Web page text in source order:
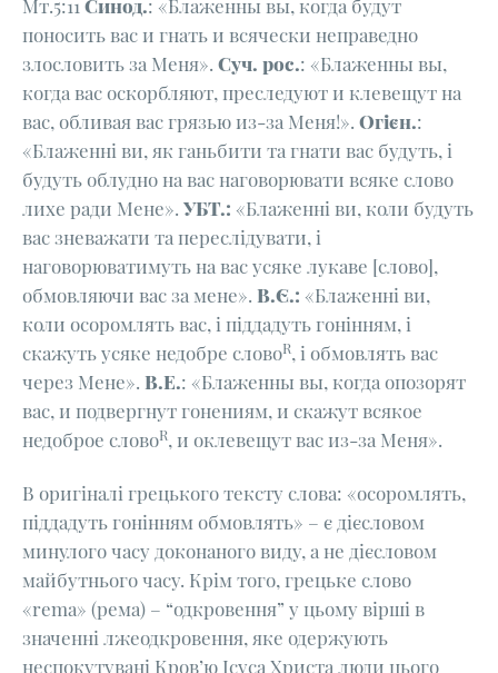
Мт.5:11 Синод.: «Блаженны вы, когда будут
поносить вас и гнать и всячески неправедно
злословить за Меня». Суч. рос.: «Блаженны вы,
когда вас оскорбляют, преследуют и клевещут на
вас, обливая вас грязью из-за Меня!». Огієн.:
«Блаженні ви, як ганьбити та гнати вас будуть, і
будуть облудно на вас наговорювати всяке слово
лихе ради Мене». УБТ.: «Блаженні ви, коли будуть
вас зневажати та переслідувати, і
наговорюватимуть на вас усяке лукаве [слово],
обмовляючи вас за мене». В.Є.: «Блаженні ви,
коли осоромлять вас, і піддадуть гонінням, і
скажуть усяке недобре словоR, і обмовлять вас
через Мене». В.Е.: «Блаженны вы, когда опозорят
вас, и подвергнут гонениям, и скажут всякое
недоброе словоR, и оклевещут вас из-за Меня».
В оригіналі грецького тексту слова: «осоромлять,
піддадуть гонінням обмовлять» – є дієсловом
минулого часу доконаного виду, а не дієсловом
майбутнього часу. Крім того, грецьке слово
«rema» (рема) – “одкровення” у цьому вірші в
значенні лжеодкровення, яке одержують
неспокутувані Кров’ю Ісуса Христа люди цього